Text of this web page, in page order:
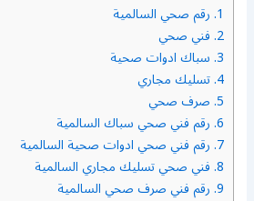
1. رقم صحي السالمية
2. فني صحي
3. سباك ادوات صحية
4. تسليك مجاري
5. صرف صحي
6. رقم فني صحي سباك السالمية
7. رقم فني صحي ادوات صحية السالمية
8. فني صحي تسليك مجاري السالمية
9. رقم فني صرف صحي السالمية